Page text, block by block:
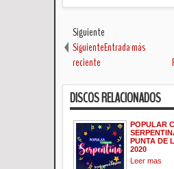
Siguiente
SiguienteEntrada más
reciente
DISCOS RELACIONADOS
POPULAR
PUNTA DE
2020
Leer mas